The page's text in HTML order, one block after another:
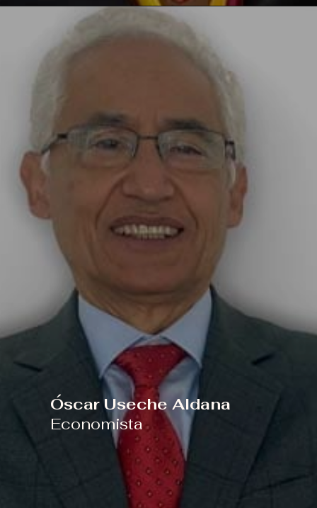
Óscar Useche Aldana
Economista